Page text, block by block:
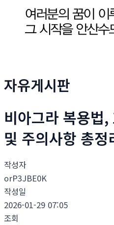
자유게시판
비아그라 복용법
및 주의사항 총정
작성자
orP3JBE0K
작성일
2026-01-29 07:05
조회